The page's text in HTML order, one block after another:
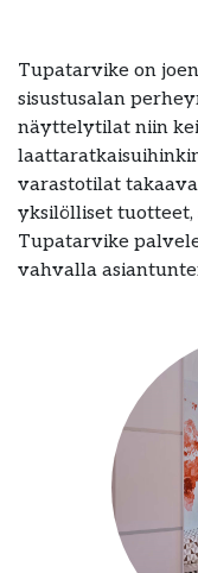
Tupatarvike on
sisustusalan
näyttelytilat niin
varastotilat
yksilölliset tuotteet,
Tupatarvike
vahvalla